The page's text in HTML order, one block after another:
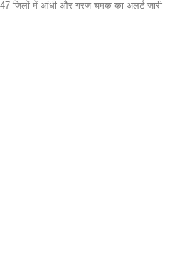
47 जिलों में आंधी और गरज-चमक का अलर्ट जारी